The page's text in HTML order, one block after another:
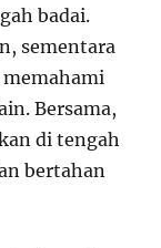
badai.
sementara
Bersama,
di tengah
bertahan